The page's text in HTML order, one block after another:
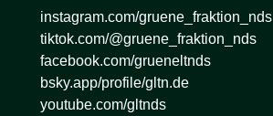
instagram.com/gruene_fraktion_nds
tiktok.com/@gruene_fraktion_nds
facebook.com/grueneltnds
bsky.app/profile/gltn.de
youtube.com/gltnds